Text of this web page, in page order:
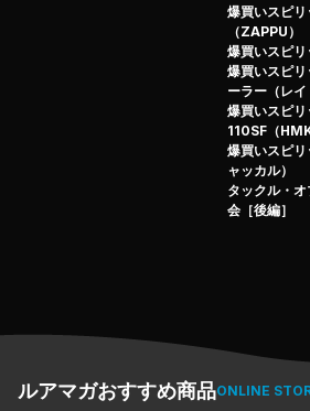
渾身のチャガー系ポッパーが「ネ
特筆すべき特徴としては、ポッパー
ロントカップのマウス部分に
上下、2種類のラインアイポジショ
上部アイは『ボゴンッ！』という深
70ミリ・1/2オンスという、ウッド
ボリュームのあるボディは深い水深
爆買いスピリ
（ZAPPU）
爆買いスピリ
爆買いスピ
ーラー（レイ
爆買いスピリ
110SF（
爆買いスピ
ャッカル）
タックル・
会［後編］
ルアマガおすすめ商品ONLINE